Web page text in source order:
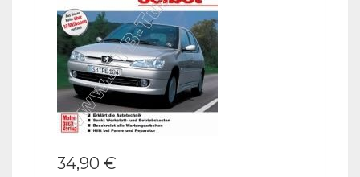
34,90 €